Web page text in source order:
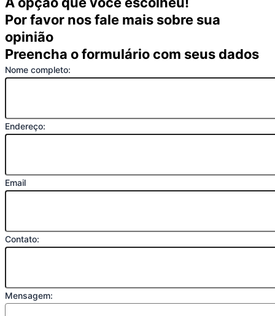
Por favor nos fale mais sobre sua
opinião
Preencha o formulário com seus dados
Nome completo:
Endereço:
Email
Contato:
Mensagem: